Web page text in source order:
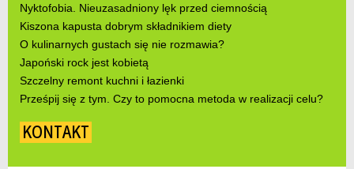
Nyktofobia. Nieuzasadniony lęk przed ciemnością
Kiszona kapusta dobrym składnikiem diety
O kulinarnych gustach się nie rozmawia?
Japoński rock jest kobietą
Szczelny remont kuchni i łazienki
Prześpij się z tym. Czy to pomocna metoda w realizacji celu?
KONTAKT